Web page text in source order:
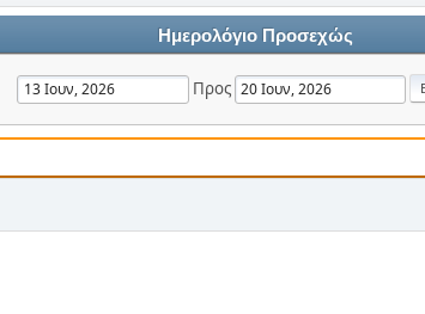
Ημερολόγιο Προσεχώς
Προς